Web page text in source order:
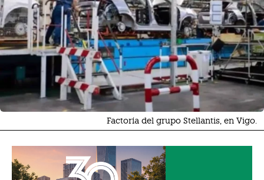
Factoría del grupo Stellantis, en Vigo.